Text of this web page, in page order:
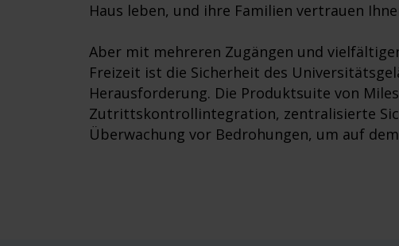
Haus leben, und ihre Familien vertrauen
Aber mit mehreren Zugängen und
Freizeit ist die Sicherheit des
Herausforderung. Die Produktsuite von
Zutrittskontrollintegration, zentralisierte
Überwachung vor Bedrohungen, um auf